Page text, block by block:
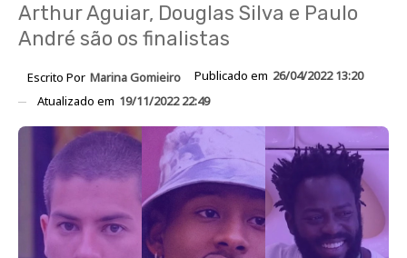
Arthur Aguiar, Douglas Silva e Paulo
André são os finalistas
Escrito Por Marina Gomieiro Publicado em 26/04/2022 13:20
Atualizado em 19/11/2022 22:49